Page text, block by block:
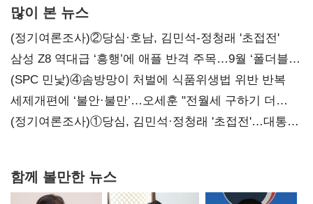
많이 본 뉴스
(정기여론조사)②당심·호남, 김민석-정청래 '초접전'
삼성 Z8 역대급 ‘흥행’에 애플 반격 주목…9월 ‘폴더블
대전’
(SPC 민낯)④솜방망이 처벌에 식품위생법 위반 반복
세제개편에 ‘불안·불만’…오세훈 "전월세 구하기 더
힘들어질 것"
(정기여론조사)①당심, 김민석·정청래 '초접전'…대통령
함께 볼만한 뉴스